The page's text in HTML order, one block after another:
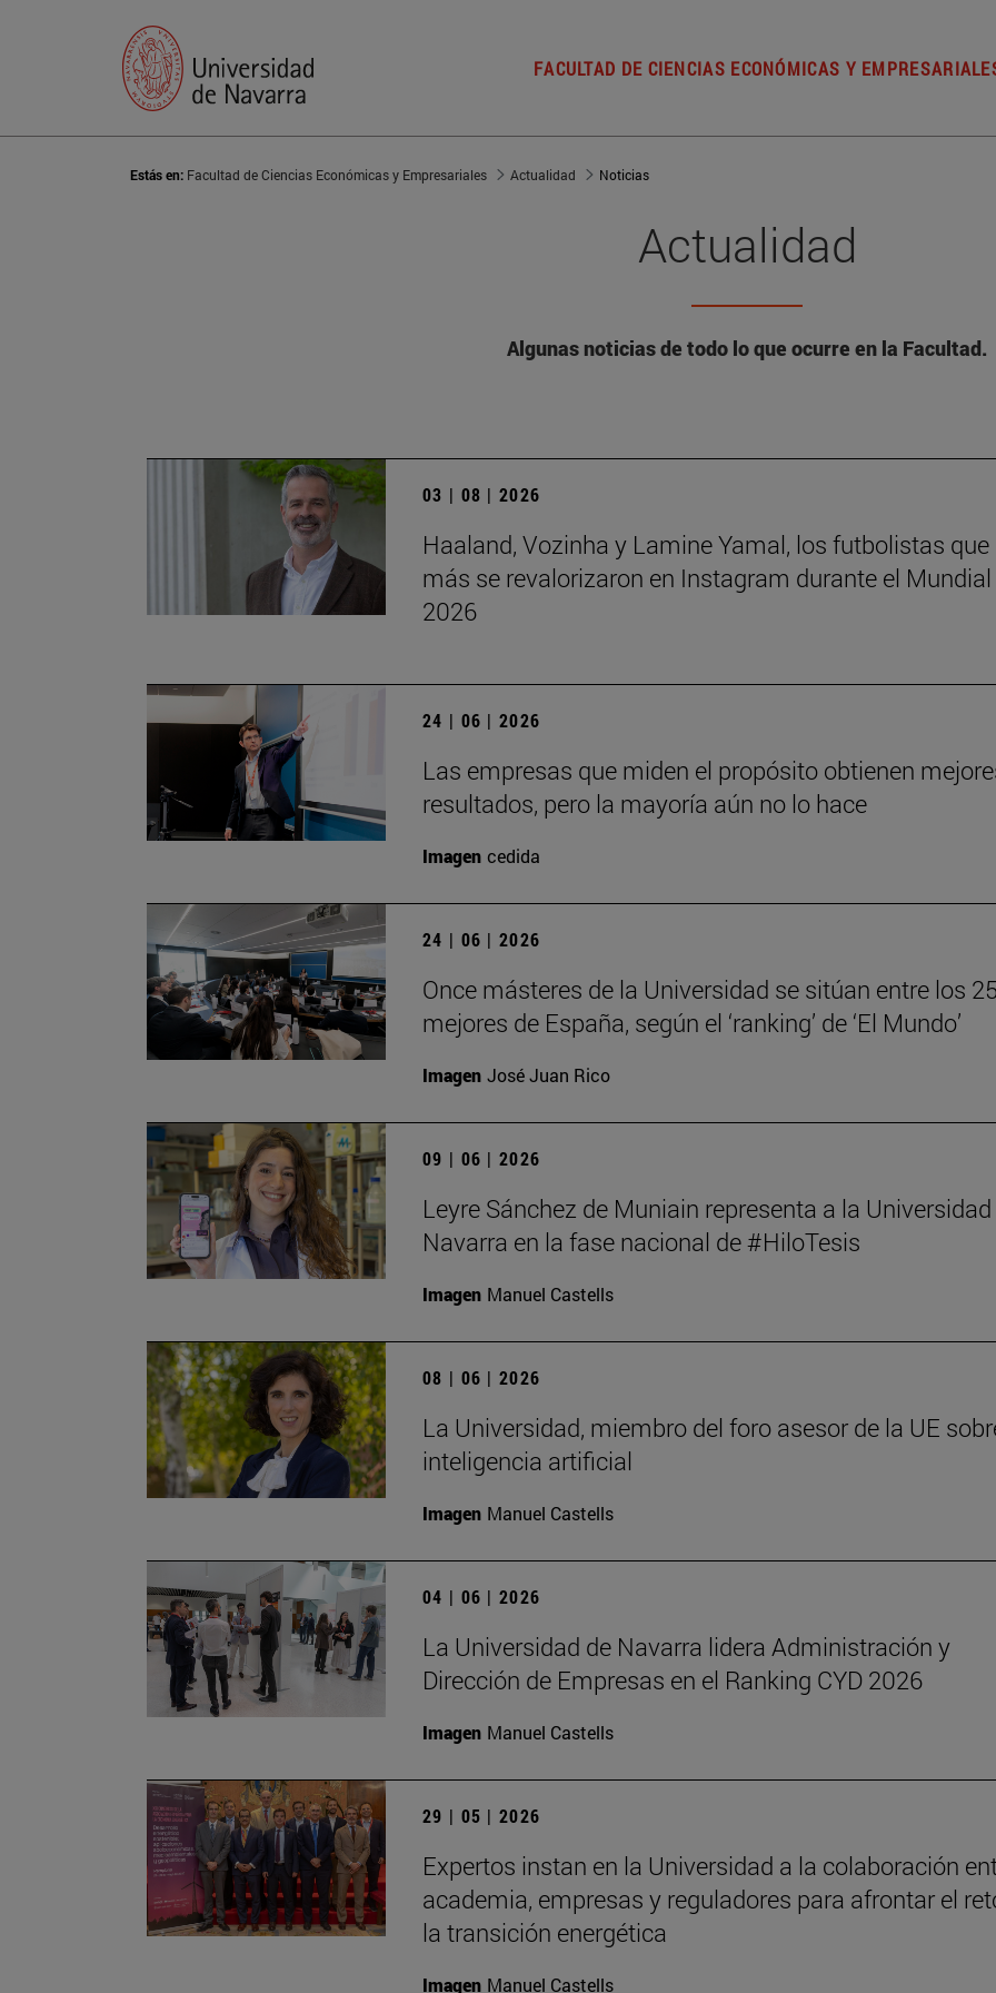
FACULTAD DE CIENCIAS ECONÓMICAS Y
Estás en: Facultad de Ciencias Económicas y Empresariales Actualidad Noticias
Actualidad
Algunas noticias de todo lo que ocurre en la Facultad.
03 | 08 | 2026
Haaland, Vozinha y Lamine Yamal, los futbolistas que
más se revalorizaron en Instagram durante el Mundial
2026
24 | 06 | 2026
Las empresas que miden el propósito obtienen
resultados, pero la mayoría aún no lo hace
Imagen cedida
24 | 06 | 2026
Once másteres de la Universidad se sitúan entre los
mejores de España, según el ‘ranking’ de ‘El Mundo’
Imagen José Juan Rico
09 | 06 | 2026
Leyre Sánchez de Muniain representa a la
Navarra en la fase nacional de #HiloTesis
Imagen Manuel Castells
08 | 06 | 2026
La Universidad, miembro del foro asesor de la UE
inteligencia artificial
Imagen Manuel Castells
04 | 06 | 2026
La Universidad de Navarra lidera Administración y
Dirección de Empresas en el Ranking CYD 2026
Imagen Manuel Castells
29 | 05 | 2026
Expertos instan en la Universidad a la colaboración
academia, empresas y reguladores para afrontar el
la transición energética
Imagen Manuel Castells